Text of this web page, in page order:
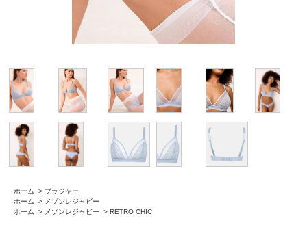
ホーム > ブラジャー
ホーム
> メゾンレジャビー
ホーム
> メゾンレジャビー > RETRO CHIC